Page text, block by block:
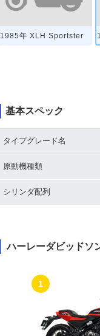
1985年 XLH Sportster
基本スペック
タイプグレード名
原動機種類
シリンダ配列
ハーレーダビッドソ
1